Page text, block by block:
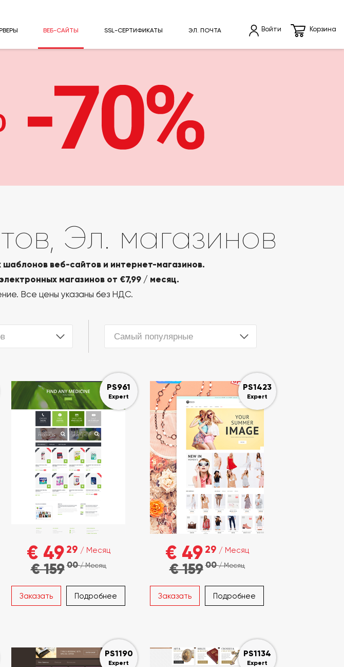
ВЕБ-САЙТЫ SSL-СЕРТИФИКАТЫ ЭЛ. ПОЧТА Войти Корзина
Эл. магазинов
веб-сайтов и интернет-магазинов.
магазинов от €7,99 / месяц.
Все цены указаны без НДС.
Самый популярные
PS961
Expert
€ 49 29 / Месяц
€ 15900/ Месяц
Заказать Подробнее
PS1423
Expert
€ 49 29 / Месяц
€ 15900/ Месяц
Заказать Подробнее
PS1190
Expert
PS1134
Expert